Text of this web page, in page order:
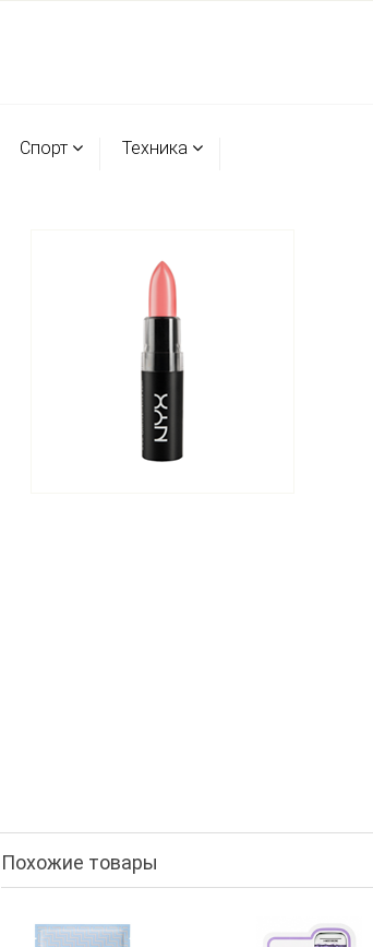
Спорт Техника
Похожие товары